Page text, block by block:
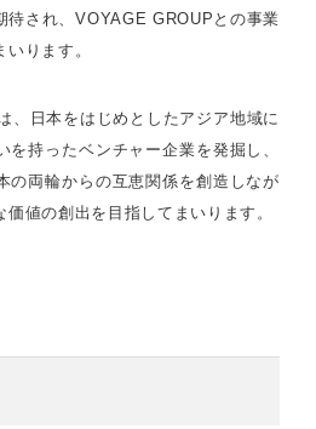
待され、VOYAGE GROUPとの事業
ります。
、日本をはじめとしたアジア地域に
を持ったベンチャー企業を発掘し、
の両輪からの互恵関係を創造しなが
値の創出を目指してまいります。